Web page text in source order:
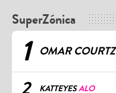
SuperZónica
1 OMAR COURTZ
KATTEYESALO